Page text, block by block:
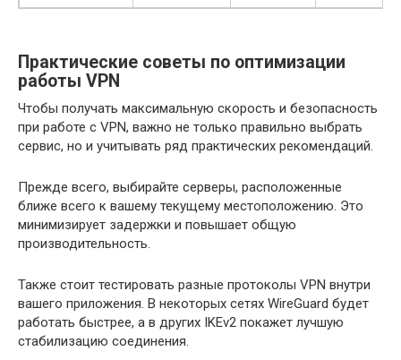
Практические советы по оптимизации
работы VPN
Чтобы получать максимальную скорость и безопасность
при работе с VPN, важно не только правильно выбрать
сервис, но и учитывать ряд практических рекомендаций.
Прежде всего, выбирайте серверы, расположенные
ближе всего к вашему текущему местоположению. Это
минимизирует задержки и повышает общую
производительность.
Также стоит тестировать разные протоколы VPN внутри
вашего приложения. В некоторых сетях WireGuard будет
работать быстрее, а в других IKEv2 покажет лучшую
стабилизацию соединения.